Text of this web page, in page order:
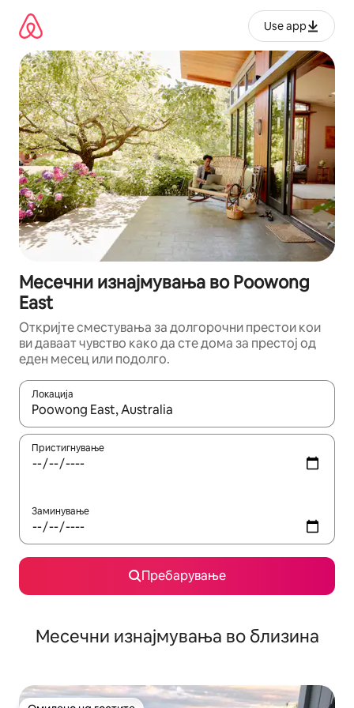
содржина
Use app
Месечни изнајмувања во Poowong
East
Откријте сместувања за долгорочни престои кои
ви даваат чувство како да сте дома за престој од
еден месец или подолго.
Локација
Кога резултатите се достапни, движете се со копчињата
Пристигнување
Заминување
Пребарување
Месечни изнајмувања во близина